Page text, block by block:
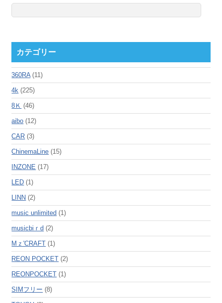
カテゴリー
360RA(11)
4k (225)
8Ｋ (46)
aibo (12)
CAR (3)
ChinemaLine (15)
INZONE (17)
LED (1)
LINN (2)
music unlimited (1)
musicbiｒd (2)
Mｚ'CRAFT (1)
REON POCKET (2)
REONPOCKET (1)
SIMフリー (8)